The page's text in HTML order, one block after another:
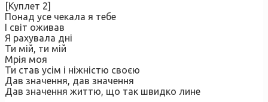
[Куплет 2]
Понад усе чекала я тебе
І світ оживав
Я рахувала дні
Ти мій, ти мій
Мрія моя
Ти став усім і ніжністю своєю
Дав значення, дав значення
Дав значення життю, що так швидко лине